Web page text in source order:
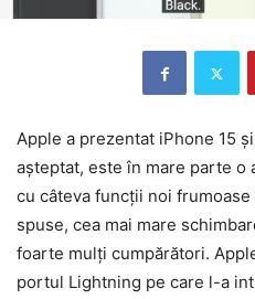
Apple a prezentat iPhone 15
așteptat, este în mare parte o
cu câteva funcții noi
spuse, cea mai mare
foarte mulți cumpărători.
portul Lightning pe care l-a